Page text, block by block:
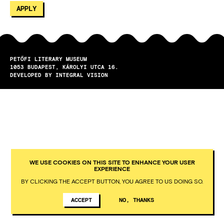
PETŐFI LITERARY MUSEUM
1053
BUDAPEST
KÁROLYI UTCA 16.
DEVELOPED BY INTEGRAL VISION
WE USE COOKIES ON THIS SITE TO ENHANCE YOUR USER
EXPERIENCE
BY CLICKING THE ACCEPT BUTTON, YOU AGREE TO US DOING SO.
ACCEPT NO, THANKS